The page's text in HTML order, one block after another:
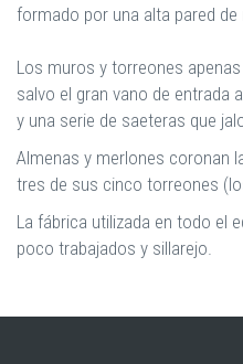
formado por una alta pared de
Los muros y torreones
salvo el gran vano de entrada
y una serie de saeteras que
Almenas y merlones coronan
tres de sus cinco torreones
La fábrica utilizada en todo el
poco trabajados y sillarejo.